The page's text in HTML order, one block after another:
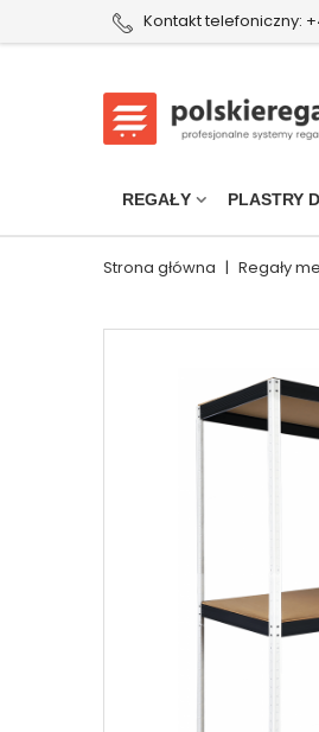
Kontakt telefoniczny:
REGAŁY PLASTRY
Strona główna | Regały